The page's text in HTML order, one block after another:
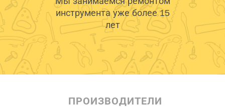
инструмента уже более 15
лет
ПРОИЗВОДИТЕЛИ